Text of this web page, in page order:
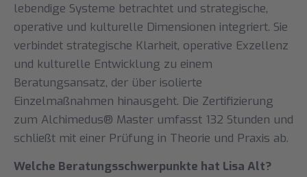
lebendige Systeme betrachtet und strategische,
operative und kulturelle Dimensionen integriert. Sie
verbindet strategische Klarheit, operative Exzellenz
und kulturelle Entwicklung zu einem
Beratungsansatz, der über isolierte
Einzelmaßnahmen hinausgeht. Die Zertifizierung
zum Alchimedus® Master umfasst 132 Stunden und
schließt mit einer Prüfung in Theorie und Praxis ab.
Welche Beratungsschwerpunkte hat Lisa Alt?